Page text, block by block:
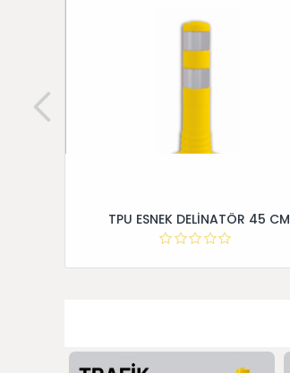
TPU ESNEK DELİNATÖR 45 CM